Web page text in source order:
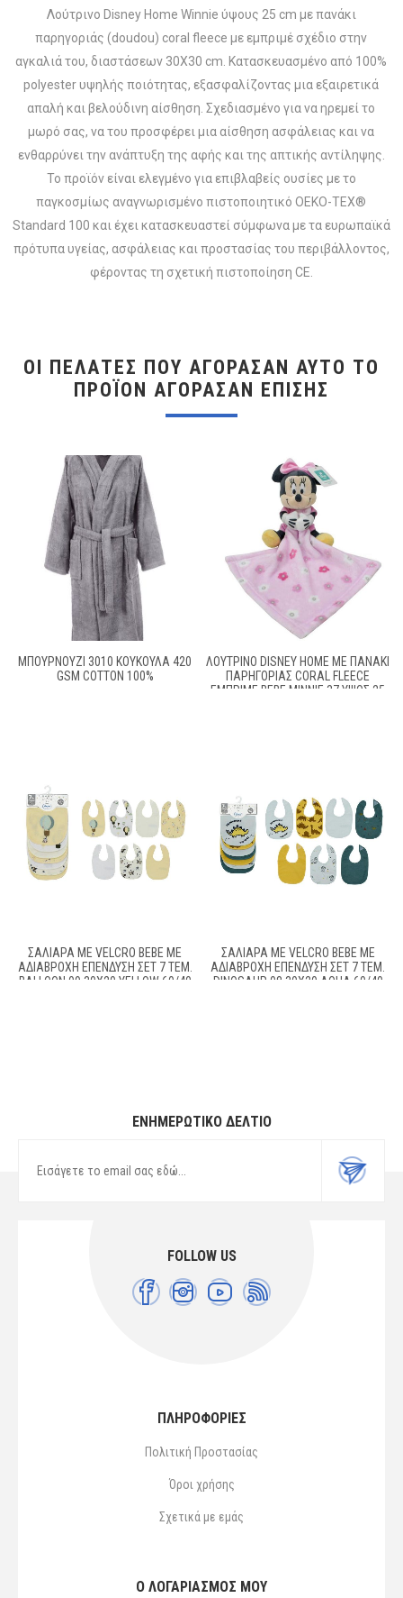
Λούτρινο Disney Home Winnie ύψους 25 cm με πανάκι
παρηγοριάς (doudou) coral fleece με εμπριμέ σχέδιο στην
αγκαλιά του, διαστάσεων 30X30 cm. Κατασκευασμένο από 100%
polyester υψηλής ποιότητας, εξασφαλίζοντας μια εξαιρετικά
απαλή και βελούδινη αίσθηση. Σχεδιασμένο για να ηρεμεί το
μωρό σας, να του προσφέρει μια αίσθηση ασφάλειας και να
ενθαρρύνει την ανάπτυξη της αφής και της απτικής αντίληψης.
Το προϊόν είναι ελεγμένο για επιβλαβείς ουσίες με το
παγκοσμίως αναγνωρισμένο πιστοποιητικό OEKO-TEX®
Standard 100 και έχει κατασκευαστεί σύμφωνα με τα ευρωπαϊκά
πρότυπα υγείας, ασφάλειας και προστασίας του περιβάλλοντος,
φέροντας τη σχετική πιστοποίηση CE.
ΟΙ ΠΕΛΆΤΕΣ ΠΟΥ ΑΓΌΡΑΣΑΝ ΑΥΤΌ ΤΟ
ΠΡΟΪΌΝ ΑΓΌΡΑΣΑΝ ΕΠΊΣΗΣ
ΜΠΟΥΡΝΟΥΖΙ 3010 ΚΟΥΚΟΥΛΑ 420
GSM COTTON 100%
ΛΟΎΤΡΙΝΟ DISNEY HOME ΜΕ ΠΑΝΆΚΙ
ΠΑΡΗΓΟΡΊΑΣ CORAL FLEECE
ΕΜΠΡΙΜΈ BEBE MINNIE 37 ΎΨΟΣ 25
ΣΑΛΙΆΡΑ ΜΕ VELCRO BEBE ΜΕ
ΑΔΙΆΒΡΟΧΗ ΕΠΈΝΔΥΣΗ ΣΕΤ 7 ΤΕΜ.
BALLOON 09 30X20 YELLOW 60/40
ΣΑΛΙΆΡΑ ΜΕ VELCRO BEBE ΜΕ
ΑΔΙΆΒΡΟΧΗ ΕΠΈΝΔΥΣΗ ΣΕΤ 7 ΤΕΜ.
DINOSAUR 08 30X20 AQUA 60/40
ΕΝΗΜΕΡΩΤΙΚΌ ΔΕΛΤΊΟ
FOLLOW US
ΠΛΗΡΟΦΟΡΙΕΣ
Πολιτική Προστασίας
Όροι χρήσης
Σχετικά με εμάς
Ο ΛΟΓΑΡΙΑΣΜΌΣ ΜΟΥ